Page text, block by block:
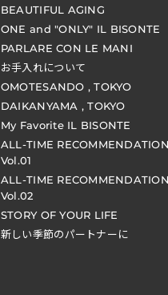
BEAUTIFUL AGING
ONE and "ONLY" IL BISONTE
PARLARE CON LE MANI
お手入れについて
OMOTESANDO , TOKYO
DAIKANYAMA , TOKYO
My Favorite IL BISONTE
ALL-TIME
Vol.01
ALL-TIME
Vol.02
STORY OF YOUR LIFE
新しい季節のパートナーに